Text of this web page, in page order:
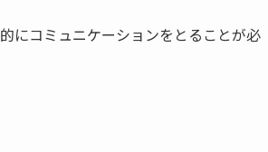
にコミュニケーションをとることが必